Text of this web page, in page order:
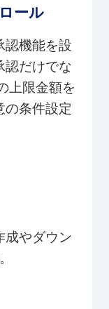
ール
認機能を設
認だけでな
上限金額を
の条件設定
成やダウン